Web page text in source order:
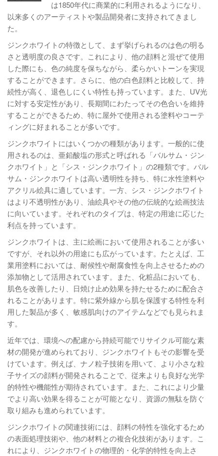
は1850年代に商業的に利用されるようになり、
以来多くのアーティストや製品開発者に支持されてきまし
た。
ジンクホワイトの特徴として、まず挙げられるのは色の明る
さと透明度の良さです。これにより、他の顔料と混ぜて使用
した際にも、色の純度を保ちながら、柔らかいトーンを実現
することができます。さらに、他の白色顔料と比較して、持
続性が高く、退色しにくい特性も持っています。また、UV光
に対する安定性があり、長期間にわたってその色合いを維持
することができるため、特に屋外で使用される塗料やコーテ
ィングに好まれることが多いです。
ジンクホワイトにはいくつかの種類があります。一般的に使
用されるのは、亜鉛酸塩の形式と呼ばれる「バルサム・ジン
クホワイト」と「シス・ジンクホワイト」の2種類です。バル
サム・ジンクホワイトは高い透明性を持ち、特に水性塗料や
アクリル絵具に適しています。一方、シス・ジンクホワイト
はより不透明性があり、油絵具やその他の伝統的な絵画技法
に向いています。それぞれのタイプは、特定の用途に応じた
利点を持っています。
ジンクホワイトは、主に絵画において使用されることが多い
ですが、それ以外の用途にも広がっています。たとえば、工
業用塗料においては、耐候性や耐腐食性を向上させるための
添加物として活用されています。また、化粧品においても、
肌色を改善したり、日焼け止め効果を持たせるために配合さ
れることがあります。特に紫外線から肌を保護する特性を利
用した製品が多く、敏感肌向けのアイテムなどでも見られま
す。
近年では、環境への配慮から持続可能でリサイクル可能な素
材の開発が進められており、ジンクホワイトもその影響を受
けています。例えば、ナノ粒子技術を用いて、より小さな粒
子サイズの顔料が開発されることで、従来よりも良好な光学
的特性や機能性が期待されています。また、これにより少量
でより高い効果を得ることが可能となり、資源の無駄を防ぐ
取り組みも進められています。
ジンクホワイトの関連技術には、顔料の特性を強化するため
の表面処理技術や、他の材料との複合化技術があります。こ
れにより、ジンクホワイトの物理的・化学的特性を向上さ